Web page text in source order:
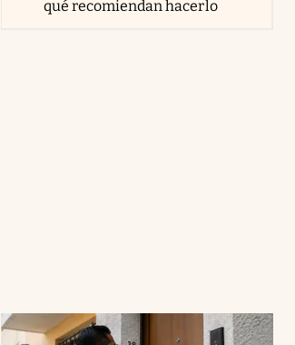
qué recomiendan hacerlo